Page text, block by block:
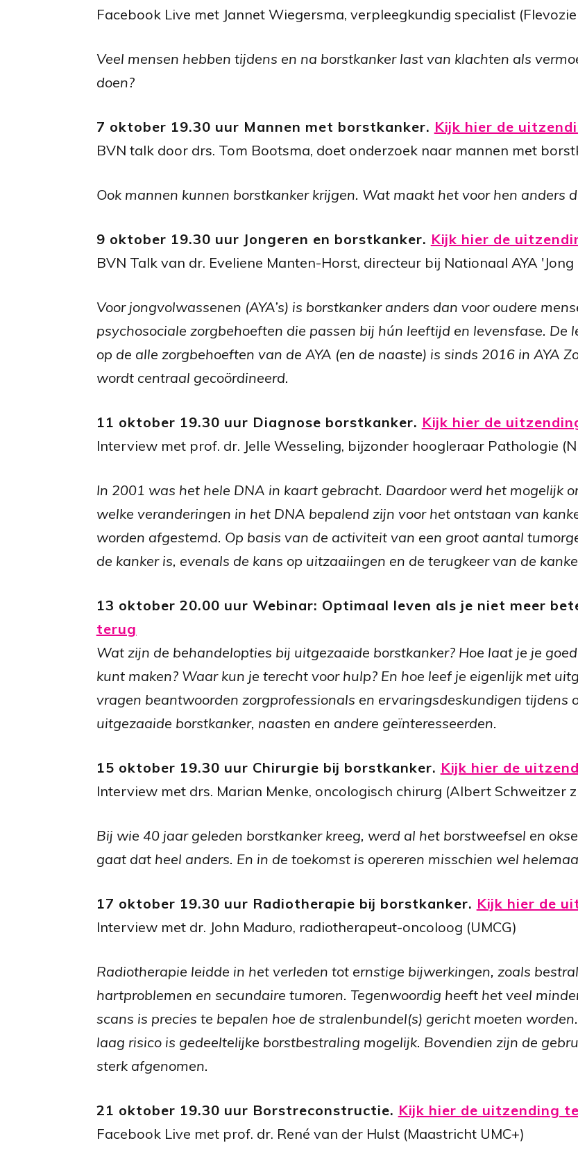
Facebook Live met Jannet Wiegersma, verpleegkundig specialist
Veel mensen hebben tijdens en na borstkanker last van klachten als
doen?
7 oktober 19.30 uur Mannen met borstkanker. Kijk hier de
BVN talk door drs. Tom Bootsma, doet onderzoek naar mannen met
Ook mannen kunnen borstkanker krijgen. Wat maakt het voor hen anders
9 oktober 19.30 uur Jongeren en borstkanker. Kijk hier de
BVN Talk van dr. Eveliene Manten-Horst, directeur bij Nationaal AYA
Voor jongvolwassenen (AYA’s) is borstkanker anders dan voor oudere
psychosociale zorgbehoeften die passen bij hún leeftijd en levensfase. De
op de alle zorgbehoeften van de AYA (en de naaste) is sinds 2016 in AYA
wordt centraal gecoördineerd.
11 oktober 19.30 uur Diagnose borstkanker. Kijk hier de
Interview met prof. dr. Jelle Wesseling, bijzonder hoogleraar Pathologie
In 2001 was het hele DNA in kaart gebracht. Daardoor werd het mogelijk
welke ver­anderingen in het DNA bepalend zijn voor het ontstaan van
worden afgestemd. Op basis van de activiteit van een groot aan­tal
de kanker is, evenals de kans op uitzaaiingen en de terugkeer van de
13 oktober 20.00 uur Webinar: Optimaal leven als je niet meer
terug
Wat zijn de behandelopties bij uitgezaaide borstkanker? Hoe laat je je
kunt maken? Waar kun je terecht voor hulp? En hoe leef je eigenlijk met
vragen beantwoorden zorgprofessionals en ervaringsdeskundigen tijdens
uitgezaaide borstkanker, naasten en andere geïnteresseerden.
15 oktober 19.30 uur Chirurgie bij borstkanker. Kijk hier de
Interview met drs. Marian Menke, oncologisch chirurg (Albert Schweitzer
Bij wie 40 jaar geleden borstkanker kreeg, werd al het borstweefsel en
gaat dat heel anders. En in de toekomst is opereren misschien wel
17 oktober 19.30 uur Radiotherapie bij borstkanker. Kijk hier de
Interview met dr. John Maduro, radiotherapeut-oncoloog (UMCG)
Radiotherapie leidde in het verleden tot ernstige bijwerkingen, zoals
hartproblemen en secundaire tumoren. Tegenwoordig heeft het veel
scans is precies te bepalen hoe de stralenbundel(s) gericht moeten
laag risico is gedeeltelijke borstbestraling mogelijk. Bovendien zijn de
sterk afgenomen.
21 oktober 19.30 uur Borstreconstructie. Kijk hier de uitzending
Facebook Live met prof. dr. René van der Hulst (Maastricht UMC+)